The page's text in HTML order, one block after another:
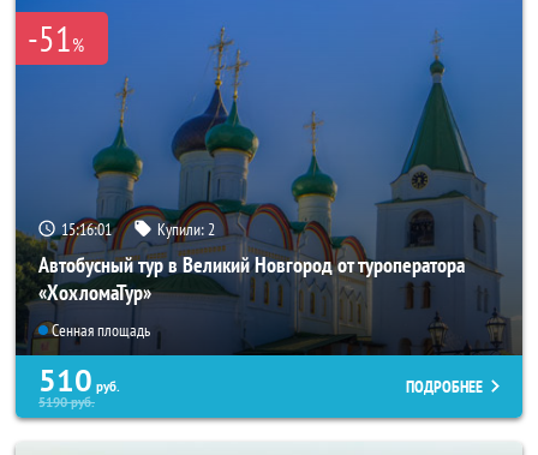
-51%
15:16:00 Купили: 2
Автобусный тур в Великий Новгород от туроператора
«ХохломаТур»
Сенная площадь
510 руб.
5190руб.
ПОДРОБНЕЕ